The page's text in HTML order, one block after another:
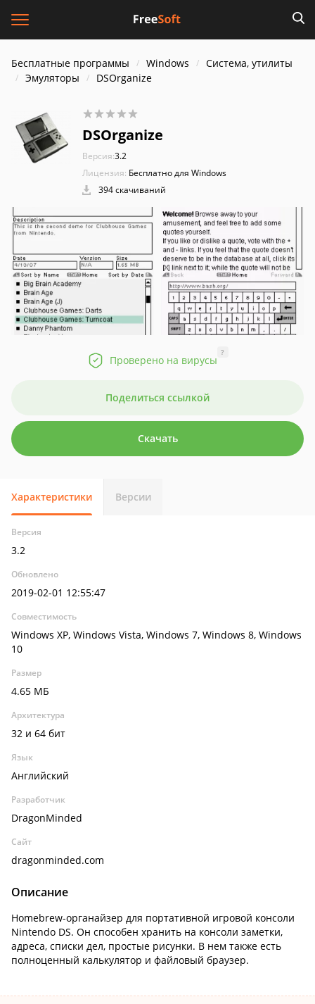
Бесплатные программы Windows
Система, утилиты
Эмуляторы
DSOrganize
DSOrganize
Версия:3.2
Лицензия: Бесплатно для Windows
394 скачиваний
Проверено на вирусы
?
Поделиться ссылкой
Скачать
Характеристики Версии
Версия
3.2
Обновлено
2019-02-01 12:55:47
Совместимость
Windows XP, Windows Vista, Windows 7, Windows 8, Windows
10
Размер
4.65 МБ
Архитектура
32 и 64 бит
Язык
Английский
Разработчик
DragonMinded
Сайт
dragonminded.com
Описание
Homebrew-органайзер для портативной игровой консоли
Nintendo DS. Он способен хранить на консоли заметки,
адреса, списки дел, простые рисунки. В нем также есть
полноценный калькулятор и файловый браузер.